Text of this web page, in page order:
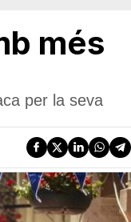
més
per la seva